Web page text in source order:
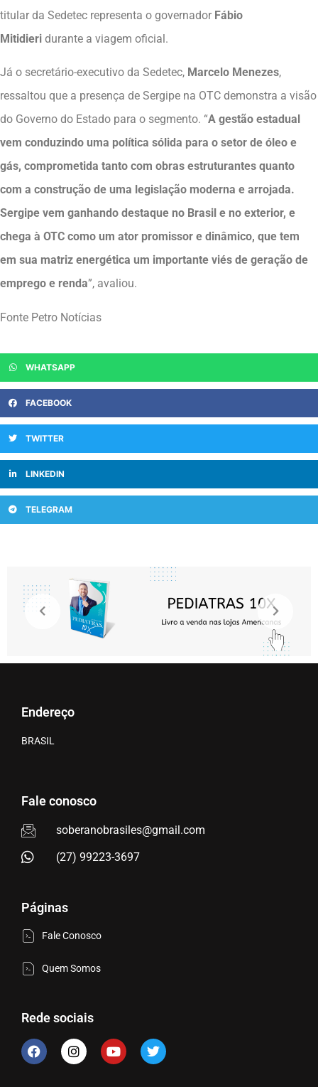
titular da Sedetec representa o governador Fábio
Mitidieri durante a viagem oficial.
Já o secretário-executivo da Sedetec, Marcelo Menezes,
ressaltou que a presença de Sergipe na OTC demonstra a visão
do Governo do Estado para o segmento. “A gestão estadual
vem conduzindo uma política sólida para o setor de óleo e
gás, comprometida tanto com obras estruturantes quanto
com a construção de uma legislação moderna e arrojada.
Sergipe vem ganhando destaque no Brasil e no exterior, e
chega à OTC como um ator promissor e dinâmico, que tem
em sua matriz energética um importante viés de geração de
emprego e renda”, avaliou.
Fonte Petro Notícias
WHATSAPP
FACEBOOK
TWITTER
LINKEDIN
TELEGRAM
Endereço
BRASIL
Fale conosco
soberanobrasiles@gmail.com
(27) 99223-3697
Páginas
Fale Conosco
Quem Somos
Rede sociais